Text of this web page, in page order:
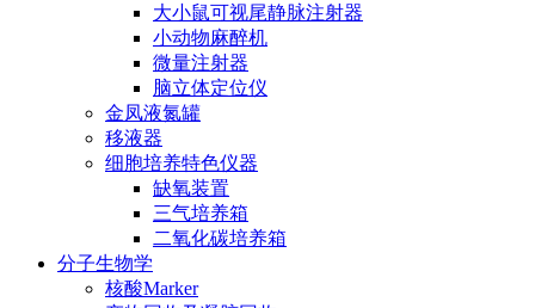
大小鼠可视尾静脉注射器
小动物麻醉机
微量注射器
脑立体定位仪
金凤液氮罐
移液器
细胞培养特色仪器
缺氧装置
三气培养箱
二氧化碳培养箱
分子生物学
核酸Marker